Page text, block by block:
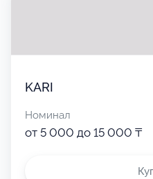
KARI
Номинал
от 5 000 до 15 000 ₸